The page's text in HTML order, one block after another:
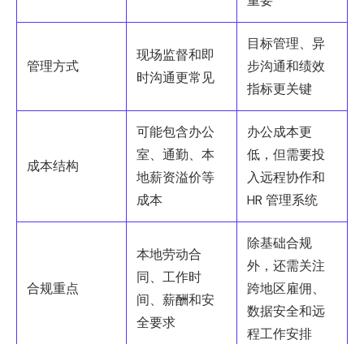
管理方式
现场监督和即
时沟通更常见
目标管理、异
步沟通和绩效
指标更关键
成本结构
可能包含办公
室、通勤、本
地薪资溢价等
成本
办公成本更
低，但需要投
入远程协作和
HR 管理系统
合规重点
本地劳动合
同、工作时
间、薪酬和安
全要求
除基础合规
外，还需关注
跨地区雇佣、
数据安全和远
程工作安排